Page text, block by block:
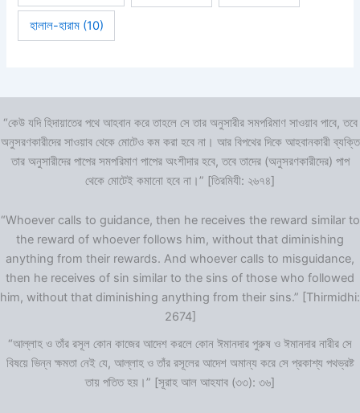
হালাল-হারাম(10)
“কেউ যদি হিদায়াতের পথে আহবান করে তাহলে সে তার অনুসারীর সমপরিমাণ সাওয়াব পাবে, তবে
অনুসরণকারীদের সাওয়াব থেকে মোটেও কম করা হবে না। আর বিপথের দিকে আহবানকারী ব্যক্তি
তার অনুসারীদের পাপের সমপরিমাণ পাপের অংশীদার হবে, তবে তাদের (অনুসরণকারীদের) পাপ
থেকে মোটেই কমানো হবে না।” [তিরমিযী: ২৬৭৪]
“Whoever calls to guidance, then he receives the reward similar to
the reward of whoever follows him, without that diminishing
anything from their rewards. And whoever calls to misguidance,
then he receives of sin similar to the sins of those who followed
him, without that diminishing anything from their sins.” [Thirmidhi:
2674]
“আল্লাহ ও তাঁর রসূল কোন কাজের আদেশ করলে কোন ঈমানদার পুরুষ ও ঈমানদার নারীর সে
বিষয়ে ভিন্ন ক্ষমতা নেই যে, আল্লাহ ও তাঁর রসূলের আদেশ অমান্য করে সে প্রকাশ্য পথভ্রষ্ট
তায় পতিত হয়।” [সূরাহ আল আহযাব (৩৩): ৩৬]